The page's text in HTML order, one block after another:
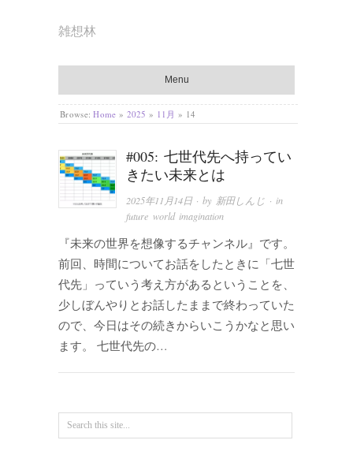
雑想林
Menu
Browse: Home » 2025 » 11月 » 14
#005: 七世代先へ持ってい
きたい未来とは
2025年11月14日· by 新田しんじ · in
future world imagination
『未来の世界を想像するチャンネル』です。
前回、時間についてお話をしたときに「七世
代先」っていう考え方があるということを、
少しぼんやりとお話したままで終わっていた
ので、今日はその続きからいこうかなと思い
ます。 七世代先の…